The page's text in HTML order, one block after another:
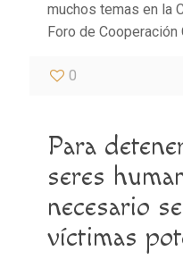
muchos temas en la
Foro de Cooperación
0
Para
seres
necesario
víctimas